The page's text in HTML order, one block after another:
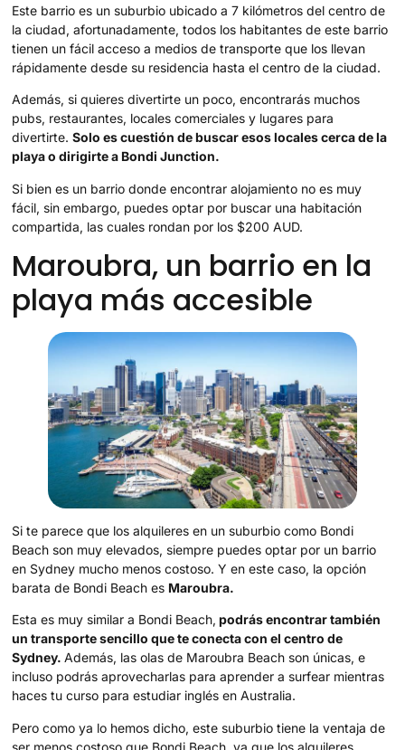
Este barrio es un suburbio ubicado a 7 kilómetros del centro de
la ciudad, afortunadamente, todos los habitantes de este barrio
tienen un fácil acceso a medios de transporte que los llevan
rápidamente desde su residencia hasta el centro de la ciudad.
Además, si quieres divertirte un poco, encontrarás muchos
pubs, restaurantes, locales comerciales y lugares para
divertirte.Solo es cuestión de buscar esos locales cerca de la
playa o dirigirte a Bondi Junction.
Si bien es un barrio donde encontrar alojamiento no es muy
fácil, sin embargo, puedes optar por buscar una habitación
compartida, las cuales rondan por los $200 AUD.
Maroubra, un barrio en la
playa más accesible
Si te parece que los alquileres en un suburbio como Bondi
Beach son muy elevados, siempre puedes optar por un barrio
en Sydney mucho menos costoso. Y en este caso, la opción
barata de Bondi Beach es Maroubra.
Esta es muy similar a Bondi Beach, podrás encontrar también
un transporte sencillo que te conecta con el centro de
Sydney.Además, las olas de Maroubra Beach son únicas, e
incluso podrás aprovecharlas para aprender a surfear mientras
haces tu curso para estudiar inglés en Australia.
Pero como ya lo hemos dicho, este suburbio tiene la ventaja de
ser menos costoso que Bondi Beach, ya que los alquileres